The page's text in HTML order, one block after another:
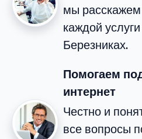
мы расскажем
каждой
Березниках.
Помогаем
интернет
Честно и
все вопросы